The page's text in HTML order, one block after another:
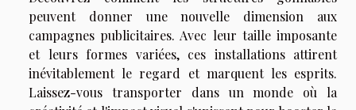
peuvent donner une nouvelle dimension aux
campagnes publicitaires. Avec leur taille imposante
et leurs formes variées, ces installations attirent
inévitablement le regard et marquent les esprits.
Laissez-vous transporter dans un monde où la